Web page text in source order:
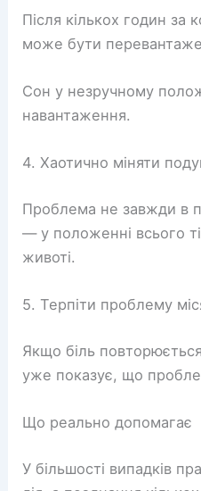
Після кількох годин
може бути
Сон у незручному
навантаження.
4. Хаотично міняти
Проблема не завжди в
— у положенні всього
животі.
5. Терпіти проблему
Якщо біль
уже показує, що
Що реально допомагає
У більшості випадків